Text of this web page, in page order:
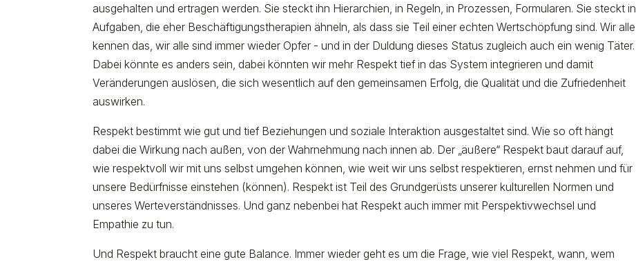
ausgehalten und ertragen werden. Sie steckt ihn Hierarchien, in Regeln, in Prozessen, Formularen. Sie steckt in
Aufgaben, die eher Beschäftigungstherapien ähneln, als dass sie Teil einer echten Wertschöpfung sind. Wir alle
kennen das, wir alle sind immer wieder Opfer - und in der Duldung dieses Status zugleich auch ein wenig Täter.
Dabei könnte es anders sein, dabei könnten wir mehr Respekt tief in das System integrieren und damit
Veränderungen auslösen, die sich wesentlich auf den gemeinsamen Erfolg, die Qualität und die Zufriedenheit
auswirken.
Respekt bestimmt wie gut und tief Beziehungen und soziale Interaktion ausgestaltet sind. Wie so oft hängt
dabei die Wirkung nach außen, von der Wahrnehmung nach innen ab. Der „äußere“ Respekt baut darauf auf,
wie respektvoll wir mit uns selbst umgehen können, wie weit wir uns selbst respektieren, ernst nehmen und für
unsere Bedürfnisse einstehen (können). Respekt ist Teil des Grundgerüsts unserer kulturellen Normen und
unseres Werteverständnisses. Und ganz nebenbei hat Respekt auch immer mit Perspektivwechsel und
Empathie zu tun.
Und Respekt braucht eine gute Balance. Immer wieder geht es um die Frage, wie viel Respekt, wann, wem